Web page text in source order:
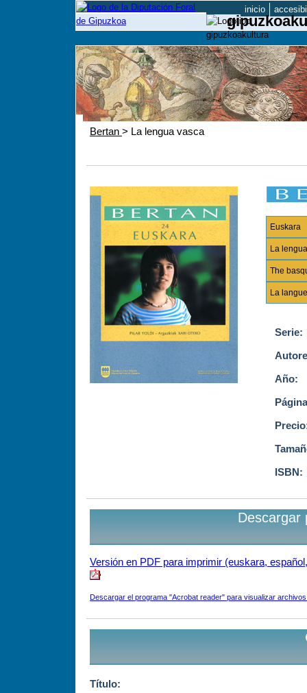
inicio
Bertan > La lengua vasca
Euskara
La
The
La
Serie:
Año:
ISBN:
Descargar
Versión en PDF para imprimir (euskara,
Descargar el programa "Acrobat reader" para visualizar
Título: